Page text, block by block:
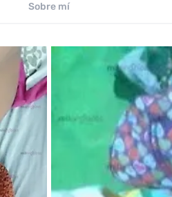
Sobre mí